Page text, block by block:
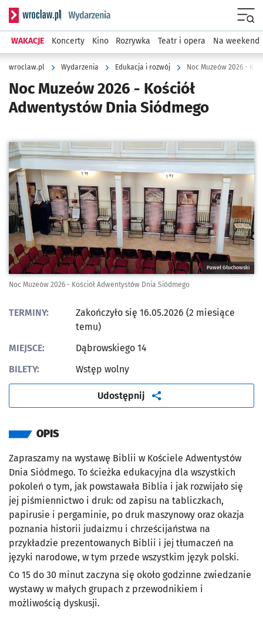
Serwis informacyjny wroclaw.pl podserwis: Wydarzenia
WAKACJE Koncerty Kino Rozrywka Teatr i opera Na weekend
wroclaw.pl Wydarzenia Edukacja i rozwój Noc Muzeów 2026 -
Noc Muzeów 2026 - Kościół
Adwentystów Dnia Siódmego
Kliknij, aby powiększyć
Paweł Głuchowski
Noc Muzeów 2026 - Kościół Adwentystów Dnia Siódmego
TERMINY:
Zakończyło się 16.05.2026 (2 miesiące
temu)
MIEJSCE:
Dąbrowskiego 14
BILETY:
Wstęp wolny
Udostępnij artykuł
OPIS
Zapraszamy na wystawę Biblii w Kościele Adwentystów
Dnia Siódmego. To ścieżka edukacyjna dla wszystkich
pokoleń o tym, jak powstawała Biblia i jak rozwijało się
jej piśmiennictwo i druk: od zapisu na tabliczkach,
papirusie i pergaminie, po druk maszynowy oraz okazja
poznania historii judaizmu i chrześcijaństwa na
przykładzie prezentowanych Biblii i jej tłumaczeń na
języki narodowe, w tym przede wszystkim język polski.
Co 15 do 30 minut zaczyna się około godzinne zwiedzanie
wystawy w małych grupach z przewodnikiem i
możliwością dyskusji.